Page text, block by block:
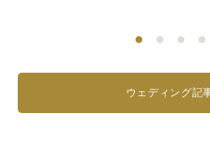
ウェディング記